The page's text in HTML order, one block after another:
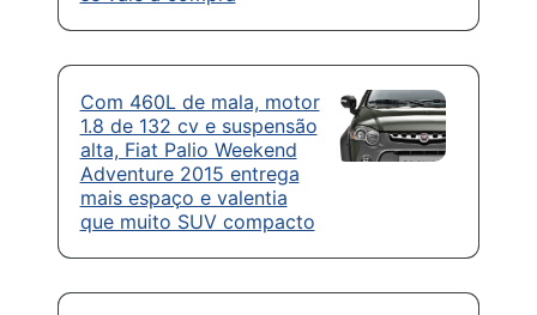
Com 460L de mala, motor
1.8 de 132 cv e suspensão
alta, Fiat Palio Weekend
Adventure 2015 entrega
mais espaço e valentia
que muito SUV compacto